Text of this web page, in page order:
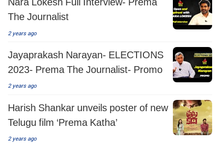
The Journalist
2 years ago
Jayaprakash Narayan- ELECTIONS
2023- Prema The Journalist- Promo
2 years ago
Harish Shankar unveils poster of new
Telugu film ‘Prema Katha’
2 years ago